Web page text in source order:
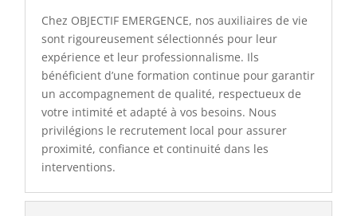
Chez OBJECTIF EMERGENCE, nos auxiliaires de vie
sont rigoureusement sélectionnés pour leur
expérience et leur professionnalisme. Ils
bénéficient d’une formation continue pour garantir
un accompagnement de qualité, respectueux de
votre intimité et adapté à vos besoins. Nous
privilégions le recrutement local pour assurer
proximité, confiance et continuité dans les
interventions.